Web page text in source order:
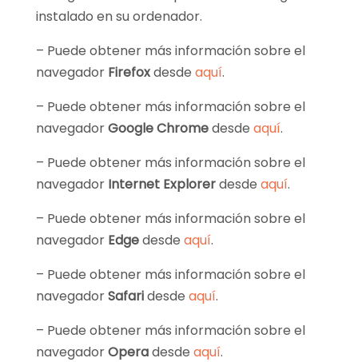
instalado en su ordenador.
– Puede obtener más información sobre el
navegador Firefoxdesde aquí.
– Puede obtener más información sobre el
navegadorGoogle Chromedesde aquí.
– Puede obtener más información sobre el
navegador Internet Explorerdesde aquí.
– Puede obtener más información sobre el
navegador Edgedesde aquí.
– Puede obtener más información sobre el
navegadorSafaridesde aquí.
– Puede obtener más información sobre el
navegadorOperadesde aquí.